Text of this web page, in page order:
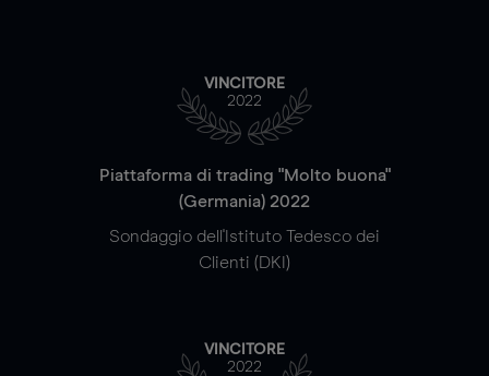
VINCITORE
2022
Piattaforma di trading "Molto buona"
(Germania) 2022
Sondaggio dell'Istituto Tedesco dei
Clienti (DKI)
VINCITORE
2022